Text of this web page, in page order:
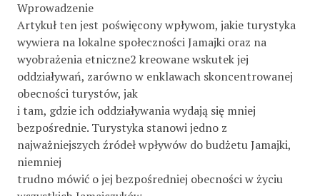
Wprowadzenie
Artykuł ten jest poświęcony wpływom, jakie turystyka
wywiera na lokalne społeczności Jamajki oraz na
wyobrażenia etniczne2 kreowane wskutek jej
oddziaływań, zarówno w enklawach skoncentrowanej
obecności turystów, jak
i tam, gdzie ich oddziaływania wydają się mniej
bezpośrednie. Turystyka stanowi jedno z
najważniejszych źródeł wpływów do budżetu Jamajki,
niemniej
trudno mówić o jej bezpośredniej obecności w życiu